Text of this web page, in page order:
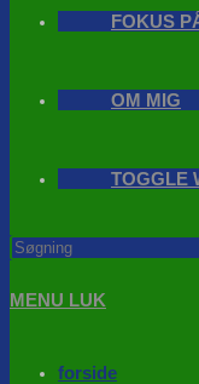
FOKUS
OM MIG
TOGGLE
MENU LUK
forside